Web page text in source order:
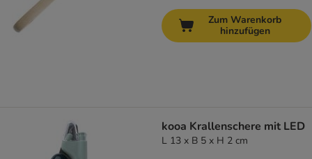
Zum Warenkorb
hinzufügen
kooa Krallenschere mit LED
L 13 x B 5 x H 2 cm